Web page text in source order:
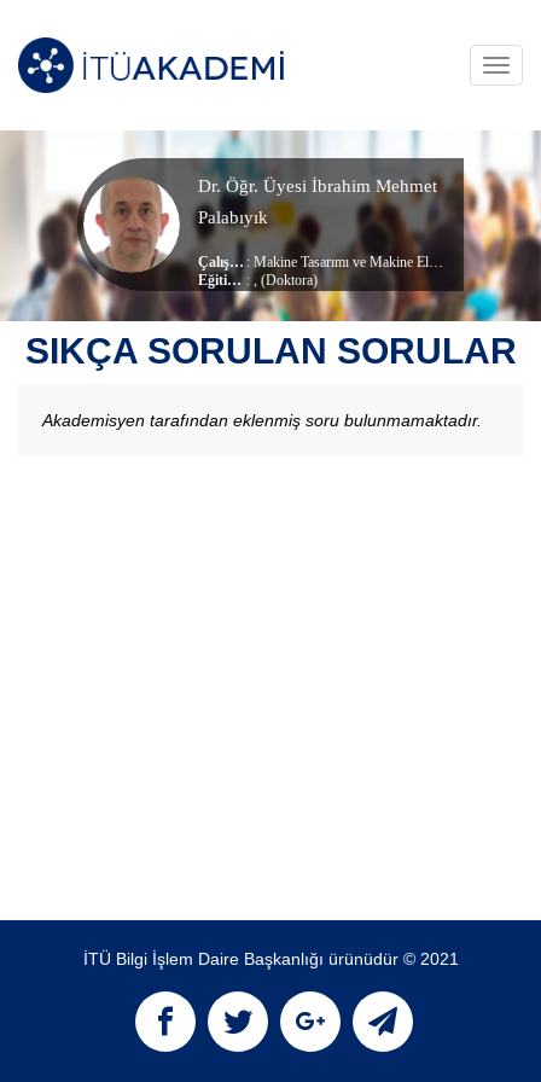
Dr. Öğr. Üyesi İbrahim Mehmet
Palabıyık
Çalışma Alanları : Makine Tasarımı ve Makine Elemanları
Eğitim Durumu : , (Doktora)
Çalıştığı Birim:Makina , Makina Mühendisliği Bölümü
SIKÇA SORULAN SORULAR
Akademisyen tarafından eklenmiş soru bulunmamaktadır.
İTÜ Bilgi İşlem Daire Başkanlığı ürünüdür © 2021